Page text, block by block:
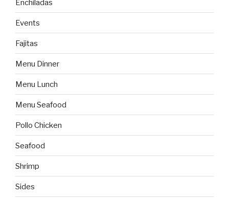
Enchiladas
Events
Fajitas
Menu Dinner
Menu Lunch
Menu Seafood
Pollo Chicken
Seafood
Shrimp
Sides